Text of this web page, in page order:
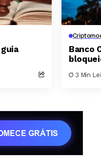
Banco
3 Min